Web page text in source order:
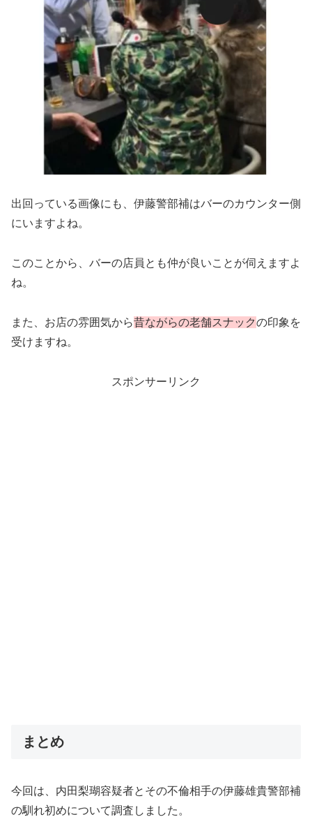
出回っている画像にも、伊藤警部補はバーのカウンター側
にいますよね。
このことから、バーの店員とも仲が良いことが伺えますよ
ね。
また、お店の雰囲気から昔ながらの老舗スナックの印象を
受けますね。
スポンサーリンク
まとめ
今回は、内田梨瑚容疑者とその不倫相手の伊藤雄貴警部補
の馴れ初めについて調査しました。